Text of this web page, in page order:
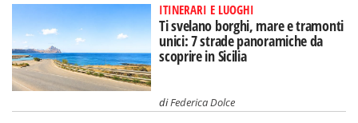
ITINERARI E LUOGHI
Ti svelano borghi, mare e tramonti
unici: 7 strade panoramiche da
scoprire in Sicilia
diFederica Dolce